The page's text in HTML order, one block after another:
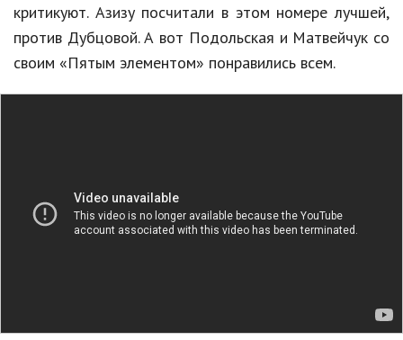
критикуют. Азизу посчитали в этом номере лучшей,
против Дубцовой. А вот Подольская и Матвейчук со
своим «Пятым элементом» понравились всем.